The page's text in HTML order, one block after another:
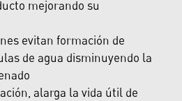
mejorando su
evitan formación de
de agua disminuyendo la
alarga la vida útil de